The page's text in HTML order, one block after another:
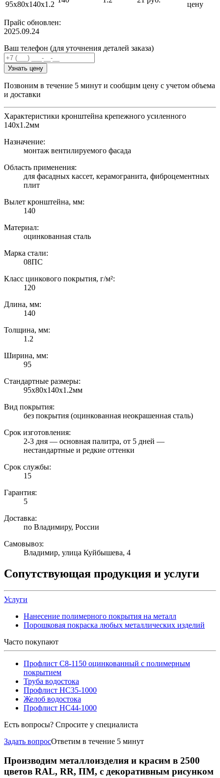
95х80х140х1.2 цену
Прайс обновлен:
2025.09.24
Ваш телефон (для уточнения деталей заказа)
Узнать цену
Позвоним в течение 5 минут и сообщим цену с учетом объема
и доставки
Характеристики кронштейна крепежного усиленного
140х1.2мм
Назначение:
монтаж вентилируемого фасада
Область применения:
для фасадных кассет, керамогранита, фиброцементных
плит
Вылет кронштейна, мм:
140
Материал:
оцинкованная сталь
Марка стали:
08ПС
Класс цинкового покрытия, г/м²:
120
Длина, мм:
140
Толщина, мм:
1.2
Ширина, мм:
95
Стандартные размеры:
95х80х140х1.2мм
Вид покрытия:
без покрытия (оцинкованная неокрашенная сталь)
Срок изготовления:
2-3 дня — основная палитра, от 5 дней —
нестандартные и редкие оттенки
Срок службы:
15
Гарантия:
5
Доставка:
по Владимиру, России
Самовывоз:
Владимир, улица Куйбышева, 4
Сопутствующая продукция и услуги
Услуги
Нанесение полимерного покрытия на металл
Порошковая покраска любых металлических изделий
Часто покупают
Профлист С8-1150 оцинкованный с полимерным
покрытием
Труба водостока
Профлист НС35-1000
Желоб водостока
Профлист НС44-1000
Есть вопросы? Спросите у специалиста
Задать вопросОтветим в течение 5 минут
Производим металлоизделия и красим в 2500
цветов RAL, RR, ПМ, с декоративным рисунком